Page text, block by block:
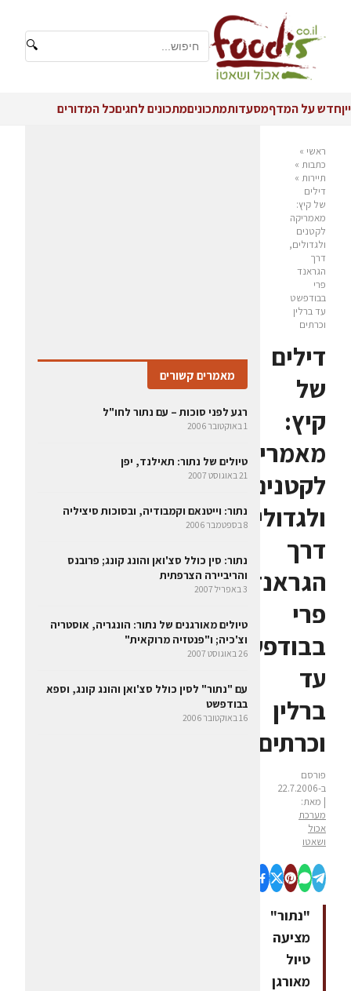
🔍
ייןחדש על המדףמסעדותמתכוניםמתכונים לחגיםכל המדורים
ראשי »
כתבות »
תיירות »
דילים
של קיץ:
מאמריקה
לקטנים
ולגדולים,
דרך
הגראנד
פרי
בבודפשט
עד ברלין
וכרתים
דילים
של
קיץ:
מאמריקה
לקטנים
ולגדולים,
דרך
הגראנד
פרי
בבודפשט
עד
ברלין
וכרתים
פורסם
ב-22.7.2006
| מאת:
מערכת
אכול
ושאטו
"נתור"
מציעה
טיול
מאורגן
מאמרים קשורים
רגע לפני סוכות – עם נתור לחו"ל
1 באוקטובר 2006
טיולים של נתור: תאילנד, יפן
21 באוגוסט 2007
נתור: וייטנאם וקמבודיה, ובסוכות סיציליה
8 בספטמבר 2006
נתור: סין כולל סצ'ואן והונג קונג; פרובנס
והריביירה הצרפתית
3 באפריל 2007
טיולים מאורגנים של נתור: הונגריה, אוסטריה
וצ'כיה; ו"פנטזיה מרוקאית"
26 באוגוסט 2007
עם "נתור" לסין כולל סצ'ואן והונג קונג, וספא
בבודפשט
16 באוקטובר 2006